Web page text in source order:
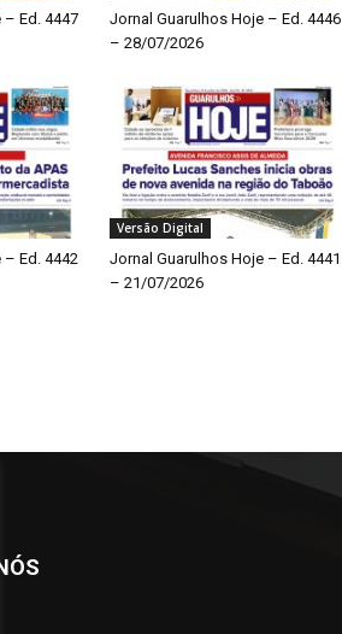
Ed. 4447
Jornal Guarulhos Hoje – Ed. 4446
– 28/07/2026
Ed. 4442
Versão Digital
Jornal Guarulhos Hoje – Ed. 4441
– 21/07/2026